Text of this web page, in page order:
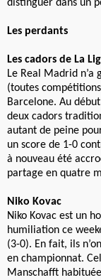
distinguer dans un
Les perdants
Les cadors de La
Le Real Madrid n’a
(toutes
Barcelone. Au
deux cadors
autant de peine
un score de 1-0
à nouveau été
partage en quatre
Niko Kovac
Niko Kovac est un
humiliation ce
(3-0). En fait, ils
en championnat.
Manschafft